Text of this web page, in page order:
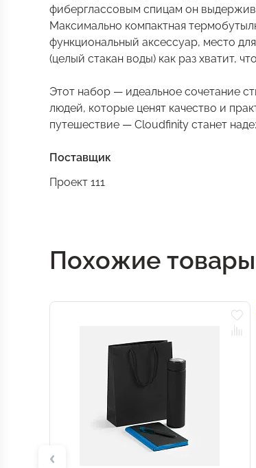
фиберглассовым спицам он
Максимально компактная
функциональный аксессуар, место
(целый стакан воды) как раз хватит,
Этот набор — идеальное сочетание
людей, которые ценят качество и
путешествие — Cloudfinity станет
Поставщик
Проект 111
Похожие товары